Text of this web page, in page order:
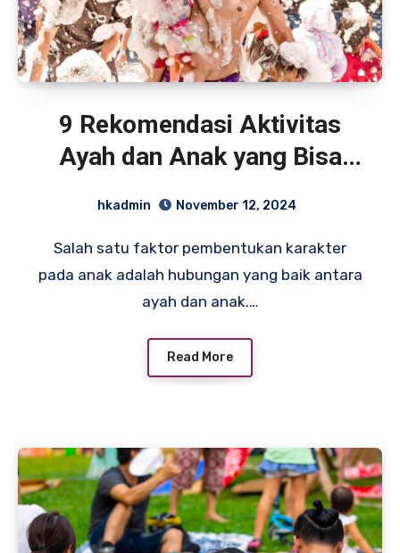
9 Rekomendasi Aktivitas
Ayah dan Anak yang Bisa
hkadmin November 12, 2024
Salah satu faktor pembentukan karakter
pada anak adalah hubungan yang baik antara
ayah dan anak.…
Read More